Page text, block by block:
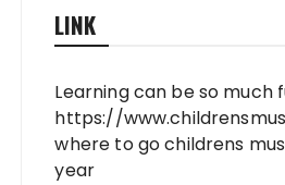
LINK
Learning can be so much
https://
where to go childrens
year